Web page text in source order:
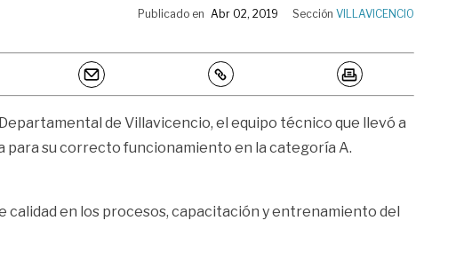
Publicado en Abr 02, 2019 Sección VILLAVICENCIO
de Villavicencio, el equipo técnico que llevó a
para su correcto funcionamiento en la categoría A.
en los procesos, capacitación y entrenamiento del